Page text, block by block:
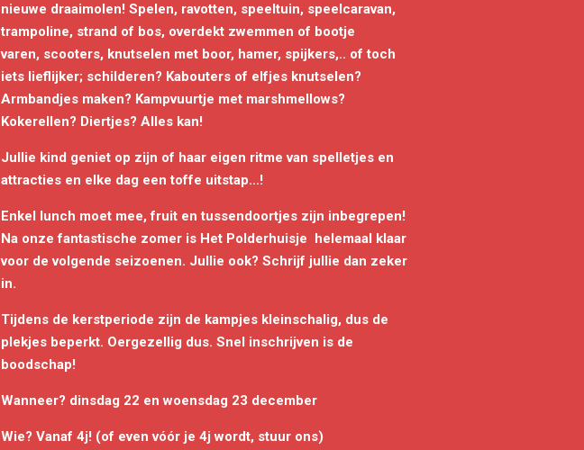
nieuwe draaimolen! Spelen, ravotten, speeltuin, speelcaravan,
trampoline, strand of bos, overdekt zwemmen of bootje
varen, scooters, knutselen met boor, hamer, spijkers,.. of toch
iets lieflijker; schilderen? Kabouters of elfjes knutselen?
Armbandjes maken? Kampvuurtje met marshmellows?
Kokerellen? Diertjes? Alles kan!
Jullie kind geniet op zijn of haar eigen ritme van spelletjes en
attracties en elke dag een toffe uitstap...!
Enkel lunch moet mee, fruit en tussendoortjes zijn inbegrepen!
Na onze fantastische zomer is Het Polderhuisje helemaal klaar
voor de volgende seizoenen. Jullie ook? Schrijf jullie dan zeker
in.
Tijdens de kerstperiode zijn de kampjes kleinschalig, dus de
plekjes beperkt. Oergezellig dus. Snel inschrijven is de
boodschap!
Wanneer? dinsdag 22 en woensdag 23 december
Wie? Vanaf 4j! (of even vóór je 4j wordt, stuur ons)